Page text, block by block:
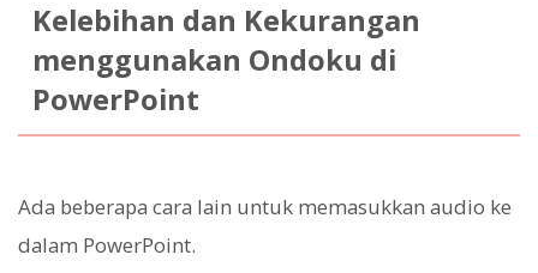
Kelebihan dan Kekurangan
menggunakan Ondoku di
PowerPoint
Ada beberapa cara lain untuk memasukkan audio ke
dalam PowerPoint.